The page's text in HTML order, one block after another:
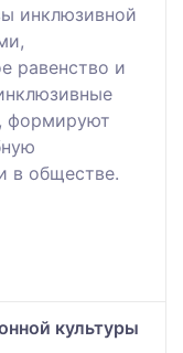
инклюзивной
равенство и
формируют
в обществе.
культуры